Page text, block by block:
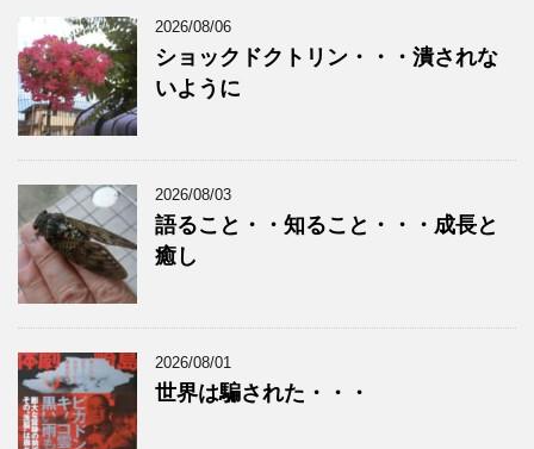
2026/08/06
ショックドクトリン・・・潰されな
いように
2026/08/03
語ること・・知ること・・・成長と
癒し
2026/08/01
世界は騙された・・・